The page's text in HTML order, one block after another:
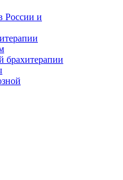
России и
брахитерапии